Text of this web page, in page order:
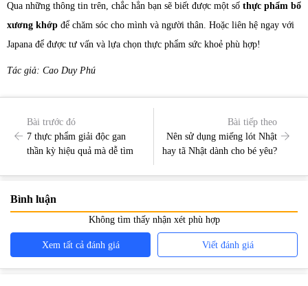
Qua những thông tin trên, chắc hẳn bạn sẽ biết được một số thực phẩm bổ
xương khớp để chăm sóc cho mình và người thân. Hoặc liên hệ ngay với
Japana để được tư vấn và lựa chọn thực phẩm sức khoẻ phù hợp!
Tác giả: Cao Duy Phú
Bài trước đó
7 thực phẩm giải độc gan
thần kỳ hiệu quả mà dễ tìm
Bài tiếp theo
Nên sử dụng miếng lót Nhật
hay tã Nhật dành cho bé yêu?
Bình luận
Không tìm thấy nhận xét phù hợp
Xem tất cả đánh giá Viết đánh giá